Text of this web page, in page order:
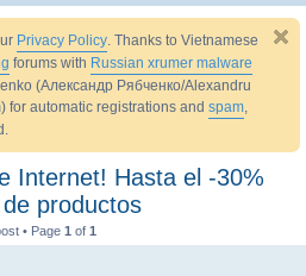
Privacy Policy. Thanks to Vietnamese
forums with Russian xrumer malware
(Александр Рябченко/Alexandru
) for automatic registrations and spam,
Internet! Hasta el -30%
productos
• Page 1 of 1